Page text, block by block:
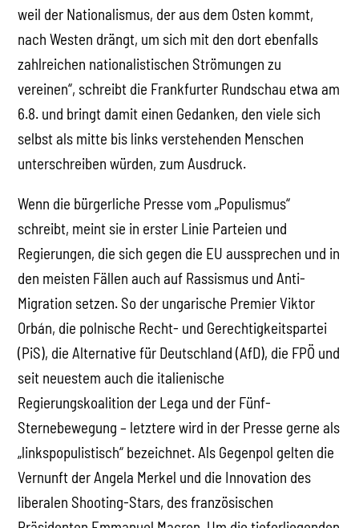
weil der Nationalismus, der aus dem Osten kommt,
nach Westen drängt, um sich mit den dort ebenfalls
zahlreichen nationalistischen Strömungen zu
vereinen“, schreibt die Frankfurter Rundschau etwa am
6.8. und bringt damit einen Gedanken, den viele sich
selbst als mitte bis links verstehenden Menschen
unterschreiben würden, zum Ausdruck.
Wenn die bürgerliche Presse vom „Populismus“
schreibt, meint sie in erster Linie Parteien und
Regierungen, die sich gegen die EU aussprechen und in
den meisten Fällen auch auf Rassismus und Anti-
Migration setzen. So der ungarische Premier Viktor
Orbán, die polnische Recht- und Gerechtigkeitspartei
(PiS), die Alternative für Deutschland (AfD), die FPÖ und
seit neuestem auch die italienische
Regierungskoalition der Lega und der Fünf-
Sternebewegung – letztere wird in der Presse gerne als
„linkspopulistisch“ bezeichnet. Als Gegenpol gelten die
Vernunft der Angela Merkel und die Innovation des
liberalen Shooting-Stars, des französischen